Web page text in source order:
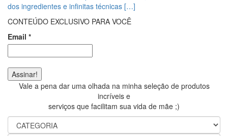
dos ingredientes e infinitas técnicas […]
CONTEÚDO EXCLUSIVO PARA VOCÊ
Email *
Vale a pena dar uma olhada na minha seleção de produtos
incríveis e
serviços que facilitam sua vida de mãe ;)